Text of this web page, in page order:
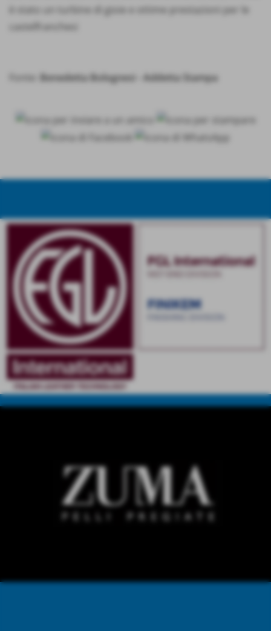
è stato un turbine di gioie e ottime prestazioni per le
castelfranchesi
Fonte: Benedetta Bolognesi - Addetta Stampa